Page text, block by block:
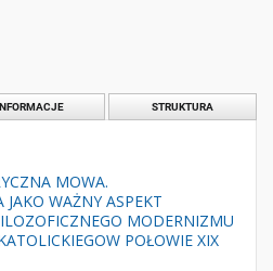
STRUKTURA
MOWA.
JAKO WAŻNY ASPEKT
MODERNIZMU
POŁOWIE XIX